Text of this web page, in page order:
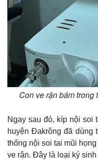
Con ve rận bám
Ngay sau đó, kíp nội soi
huyện Đakrông đã dùng
thống nội soi tai mũi họng
ve rận. Đây là loại ký